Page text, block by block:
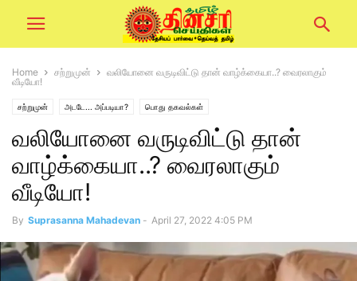
Home சற்றுமுன்
வலியோனை வருடிவிட்டு தான் வாழ்க்கையா..? வைரலாகும்
வீடியோ!
சற்றுமுன் அடடே... அப்படியா? பொது தகவல்கள்
வலியோனை வருடிவிட்டு தான்
வாழ்க்கையா..? வைரலாகும்
வீடியோ!
By Suprasanna Mahadevan - April 27, 2022 4:05 PM